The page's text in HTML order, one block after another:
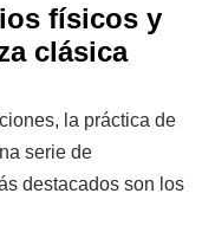
físicos y
clásica
la práctica de
serie de
destacados son los